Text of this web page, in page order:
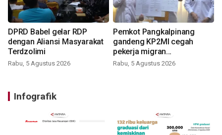
DPRD Babel gelar RDP
dengan Aliansi Masyarakat
Terdzolimi
Rabu, 5 Agustus 2026
Pemkot Pangkalpinang
gandeng KP2MI cegah
pekerja migran
nonprosedural
Rabu, 5 Agustus 2026
Infografik